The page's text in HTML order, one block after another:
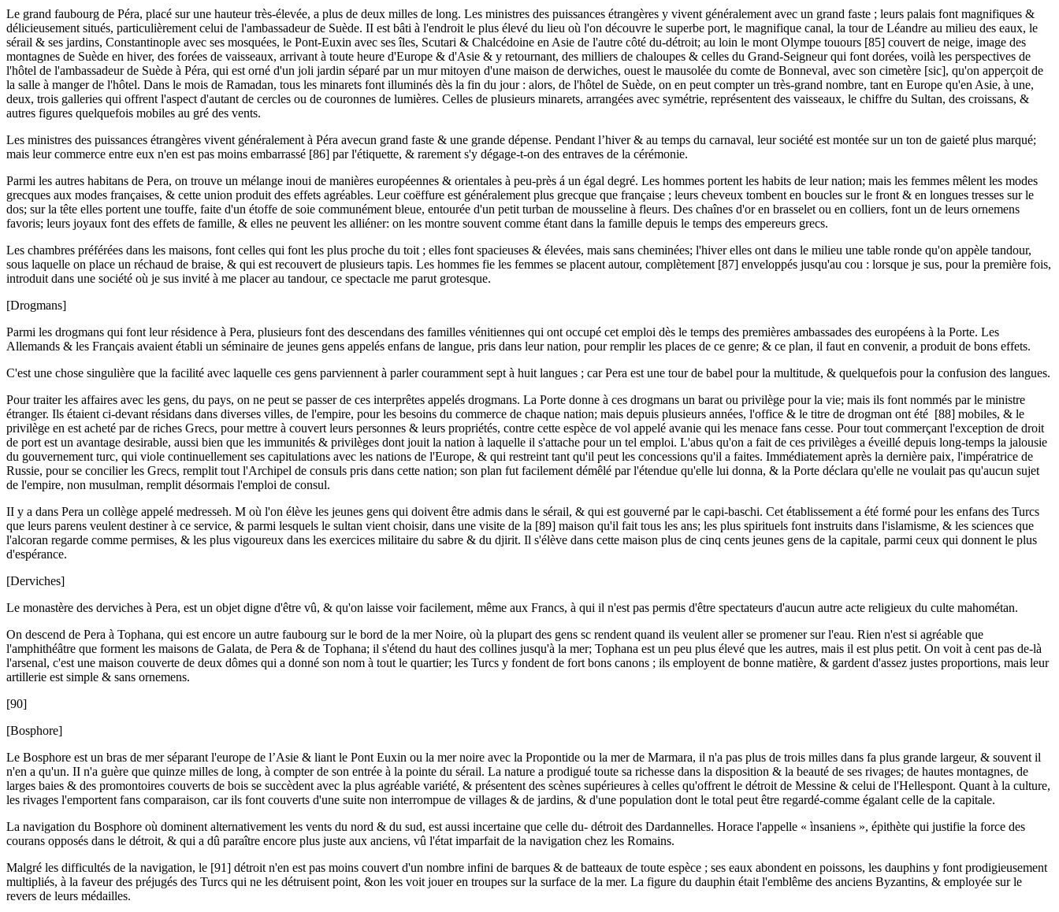
Le grand faubourg de Péra, placé sur une hauteur très-élevée, a plus de deux milles de long. Les ministres des puissances étrangères y vivent généralement avec un grand faste ; leurs palais font magnifiques &
délicieusement situés, particulièrement celui de l'ambassadeur de Suède. II est bâti à l'endroit le plus élevé du lieu où l'on découvre le superbe port, le magnifique canal, la tour de Léandre au milieu des eaux, le
sérail & ses jardins, Constantinople avec ses mosquées, le Pont-Euxin avec ses îles, Scutari & Chalcédoine en Asie de l'autre côté du-détroit; au loin le mont Olympe touours [85] couvert de neige, image des
montagnes de Suède en hiver, des forées de vaisseaux, arrivant à toute heure d'Europe & d'Asie & y retournant, des milliers de chaloupes & celles du Grand-Seigneur qui font dorées, voilà les perspectives de
l'hôtel de l'ambassadeur de Suède à Péra, qui est orné d'un joli jardin séparé par un mur mitoyen d'une maison de derwiches, ouest le mausolée du comte de Bonneval, avec son cimetère [sic], qu'on apperçoit de
la salle à manger de l'hôtel. Dans le mois de Ramadan, tous les minarets font illuminés dès la fin du jour : alors, de l'hôtel de Suède, on en peut compter un très-grand nombre, tant en Europe qu'en Asie, à une,
deux, trois galleries qui offrent l'aspect d'autant de cercles ou de couronnes de lumières. Celles de plusieurs minarets, arrangées avec symétrie, représentent des vaisseaux, le chiffre du Sultan, des croissans, &
autres figures quelquefois mobiles au gré des vents.
Les ministres des puissances étrangères vivent généralement à Péra avecun grand faste & une grande dépense. Pendant l’hiver & au temps du carnaval, leur société est montée sur un ton de gaieté plus marqué;
mais leur commerce entre eux n'en est pas moins embarrassé [86] par l'étiquette, & rarement s'y dégage-t-on des entraves de la cérémonie.
Parmi les autres habitans de Pera, on trouve un mélange inoui de manières européennes & orientales à peu-près á un égal degré. Les hommes portent les habits de leur nation; mais les femmes mêlent les modes
grecques aux modes françaises, & cette union produit des effets agréables. Leur coëffure est généralement plus grecque que française ; leurs cheveux tombent en boucles sur le front & en longues tresses sur le
dos; sur la tête elles portent une touffe, faite d'un étoffe de soie communément bleue, entourée d'un petit turban de mousseline à fleurs. Des chaînes d'or en brasselet ou en colliers, font un de leurs ornemens
favoris; leurs joyaux font des effets de famille, & elles ne peuvent les alliéner: on les montre souvent comme étant dans la famille depuis le temps des empereurs grecs.
Les chambres préférées dans les maisons, font celles qui font les plus proche du toit ; elles font spacieuses & élevées, mais sans cheminées; l'hiver elles ont dans le milieu une table ronde qu'on appèle tandour,
sous laquelle on place un réchaud de braise, & qui est recouvert de plusieurs tapis. Les hommes fie les femmes se placent autour, complètement [87] enveloppés jusqu'au cou : lorsque je sus, pour la première fois,
introduit dans une société où je sus invité à me placer au tandour, ce spectacle me parut grotesque.
[Drogmans]
Parmi les drogmans qui font leur résidence à Pera, plusieurs font des descendans des familles vénitiennes qui ont occupé cet emploi dès le temps des premières ambassades des européens à la Porte. Les
Allemands & les Français avaient établi un séminaire de jeunes gens appelés enfans de langue, pris dans leur nation, pour remplir les places de ce genre; & ce plan, il faut en convenir, a produit de bons effets.
C'est une chose singulière que la facilité avec laquelle ces gens parviennent à parler couramment sept à huit langues ; car Pera est une tour de babel pour la multitude, & quelquefois pour la confusion des langues.
Pour traiter les affaires avec les gens, du pays, on ne peut se passer de ces interprêtes appelés drogmans. La Porte donne à ces drogmans un barat ou privilège pour la vie; mais ils font nommés par le ministre
étranger. Ils étaient ci-devant résidans dans diverses villes, de l'empire, pour les besoins du commerce de chaque nation; mais depuis plusieurs années, l'office & le titre de drogman ont été [88] mobiles, & le
privilège en est acheté par de riches Grecs, pour mettre à couvert leurs personnes & leurs propriétés, contre cette espèce de vol appelé avanie qui les menace fans cesse. Pour tout commerçant l'exception de droit
de port est un avantage desirable, aussi bien que les immunités & privilèges dont jouit la nation à laquelle il s'attache pour un tel emploi. L'abus qu'on a fait de ces privilèges a éveillé depuis long-temps la jalousie
du gouvernement turc, qui viole continuellement ses capitulations avec les nations de l'Europe, & qui restreint tant qu'il peut les concessions qu'il a faites. Immédiatement après la dernière paix, l'impératrice de
Russie, pour se concilier les Grecs, remplit tout l'Archipel de consuls pris dans cette nation; son plan fut facilement démêlé par l'étendue qu'elle lui donna, & la Porte déclara qu'elle ne voulait pas qu'aucun sujet
de l'empire, non musulman, remplit désormais l'emploi de consul.
II y a dans Pera un collège appelé medresseh. M où l'on élève les jeunes gens qui doivent être admis dans le sérail, & qui est gouverné par le capi-baschi. Cet établissement a été formé pour les enfans des Turcs
que leurs parens veulent destiner à ce service, & parmi lesquels le sultan vient choisir, dans une visite de la [89] maison qu'il fait tous les ans; les plus spirituels font instruits dans l'islamisme, & les sciences que
l'alcoran regarde comme permises, & les plus vigoureux dans les exercices militaire du sabre & du djirit. Il s'élève dans cette maison plus de cinq cents jeunes gens de la capitale, parmi ceux qui donnent le plus
d'espérance.
[Derviches]
Le monastère des derviches à Pera, est un objet digne d'être vû, & qu'on laisse voir facilement, même aux Francs, à qui il n'est pas permis d'être spectateurs d'aucun autre acte religieux du culte mahométan.
On descend de Pera à Tophana, qui est encore un autre faubourg sur le bord de la mer Noire, où la plupart des gens sc rendent quand ils veulent aller se promener sur l'eau. Rien n'est si agréable que
l'amphithéâtre que forment les maisons de Galata, de Pera & de Tophana; il s'étend du haut des collines jusqu'à la mer; Tophana est un peu plus élevé que les autres, mais il est plus petit. On voit à cent pas de-là
l'arsenal, c'est une maison couverte de deux dômes qui a donné son nom à tout le quartier; les Turcs y fondent de fort bons canons ; ils employent de bonne matière, & gardent d'assez justes proportions, mais leur
artillerie est simple & sans ornemens.
[90]
[Bosphore]
Le Bosphore est un bras de mer séparant l'europe de l’Asie & liant le Pont Euxin ou la mer noire avec la Propontide ou la mer de Marmara, il n'a pas plus de trois milles dans fa plus grande largeur, & souvent il
n'en a qu'un. II n'a guère que quinze milles de long, à compter de son entrée à la pointe du sérail. La nature a prodigué toute sa richesse dans la disposition & la beauté de ses rivages; de hautes montagnes, de
larges baies & des promontoires couverts de bois se succèdent avec la plus agréable variété, & présentent des scènes supérieures à celles qu'offrent le détroit de Messine & celui de l'Hellespont. Quant à la culture,
les rivages l'emportent fans comparaison, car ils font couverts d'une suite non interrompue de villages & de jardins, & d'une population dont le total peut être regardé-comme égalant celle de la capitale.
La navigation du Bosphore où dominent alternativement les vents du nord & du sud, est aussi incertaine que celle du- détroit des Dardannelles. Horace l'appelle « ìnsaniens », épithète qui justifie la force des
courans opposés dans le détroit, & qui a dû paraître encore plus juste aux anciens, vû l'état imparfait de la navigation chez les Romains.
Malgré les difficultés de la navigation, le [91] détroit n'en est pas moins couvert d'un nombre infini de barques & de batteaux de toute espèce ; ses eaux abondent en poissons, les dauphins y font prodigieusement
multipliés, à la faveur des préjugés des Turcs qui ne les détruisent point, &on les voit jouer en troupes sur la surface de la mer. La figure du dauphin était l'emblême des anciens Byzantins, & employée sur le
revers de leurs médailles.